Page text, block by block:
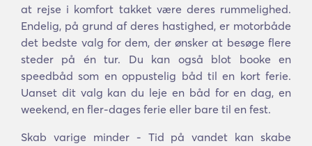
at rejse i komfort takket være deres rummelighed.
Endelig, på grund af deres hastighed, er motorbåde
det bedste valg for dem, der ønsker at besøge flere
steder på én tur. Du kan også blot booke en
speedbåd som en oppustelig båd til en kort ferie.
Uanset dit valg kan du leje en båd for en dag, en
weekend, en fler-dages ferie eller bare til en fest.
Skab varige minder - Tid på vandet kan skabe